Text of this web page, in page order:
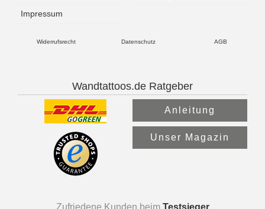
Impressum
Widerrufsrecht Datenschutz AGB
Wandtattoos.de Ratgeber
Anleitung
Unser Magazin
Zufriedene Kunden beim Testsieger